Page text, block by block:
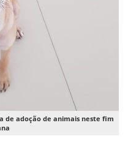
de adoção de animais neste fim